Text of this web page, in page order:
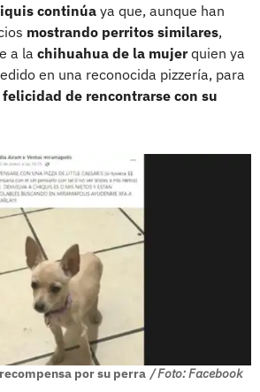
continúa ya que, aunque han
mostrando perritos similares,
a la chihuahua de la mujerquien ya
en una reconocida pizzería, para
felicidad de rencontrarse con su
por su perra / Foto: Facebook